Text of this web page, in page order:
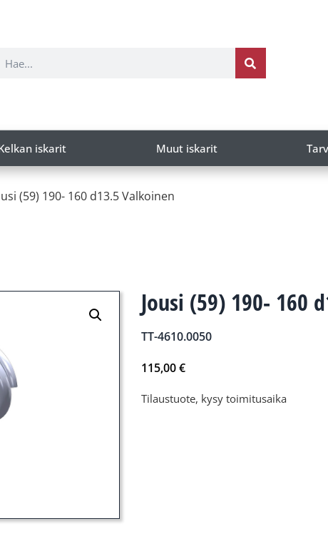
iskarit Muut iskarit
(59) 190- 160 d13.5 Valkoinen
Jousi (59) 190- 160
TT-4610.0050
115,00€
Tilaustuote, kysy toimitusaika